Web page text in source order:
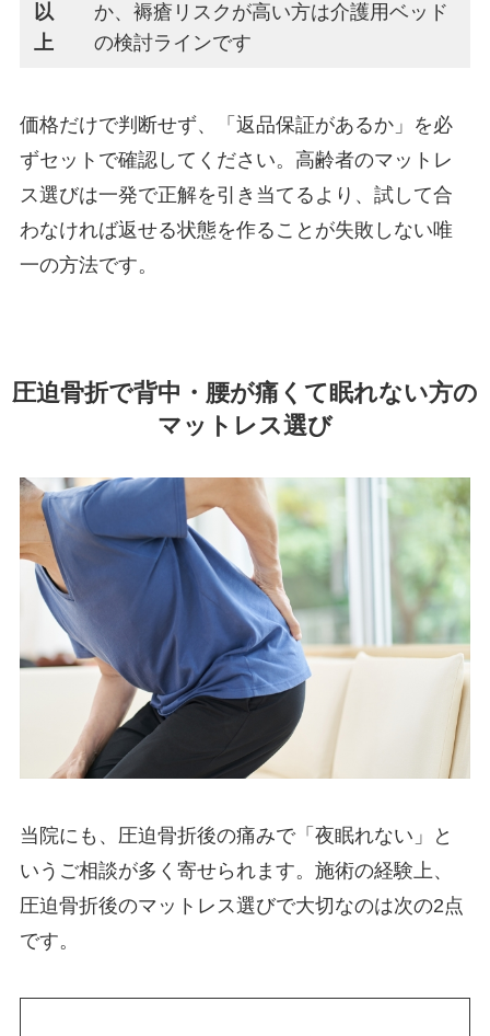
以
上
か、褥瘡リスクが高い方は介護用ベッド
の検討ラインです
価格だけで判断せず、「返品保証があるか」を必
ずセットで確認してください。高齢者のマットレ
ス選びは一発で正解を引き当てるより、試して合
わなければ返せる状態を作ることが失敗しない唯
一の方法です。
圧迫骨折で背中・腰が痛くて眠れない方の
マットレス選び
当院にも、圧迫骨折後の痛みで「夜眠れない」と
いうご相談が多く寄せられます。施術の経験上、
圧迫骨折後のマットレス選びで大切なのは次の2点
です。